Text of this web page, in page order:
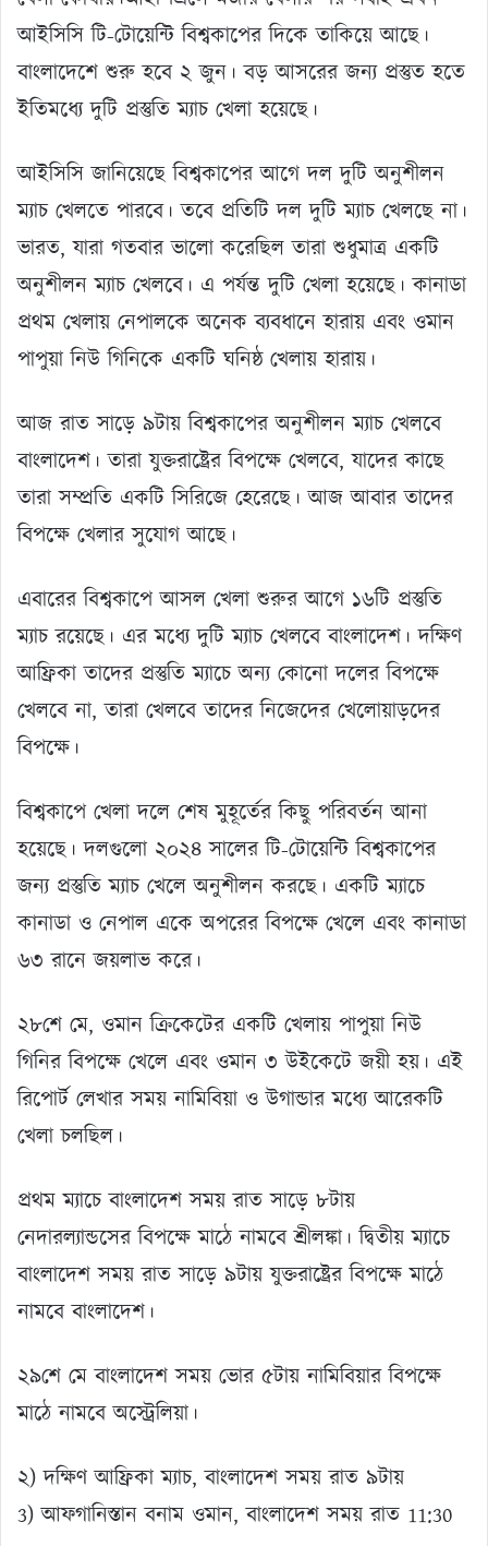
আইসিসি টি-টোয়েন্টি বিশ্বকাপের দিকে তাকিয়ে আছে।
বাংলাদেশে শুরু হবে ২ জুন। বড় আসরের জন্য প্রস্তুত হতে
ইতিমধ্যে দুটি প্রস্তুতি ম্যাচ খেলা হয়েছে।
আইসিসি জানিয়েছে বিশ্বকাপের আগে দল দুটি অনুশীলন
ম্যাচ খেলতে পারবে। তবে প্রতিটি দল দুটি ম্যাচ খেলছে না।
ভারত, যারা গতবার ভালো করেছিল তারা শুধুমাত্র একটি
অনুশীলন ম্যাচ খেলবে। এ পর্যন্ত দুটি খেলা হয়েছে। কানাডা
প্রথম খেলায় নেপালকে অনেক ব্যবধানে হারায় এবং ওমান
পাপুয়া নিউ গিনিকে একটি ঘনিষ্ঠ খেলায় হারায়।
আজ রাত সাড়ে ৯টায় বিশ্বকাপের অনুশীলন ম্যাচ খেলবে
বাংলাদেশ। তারা যুক্তরাষ্ট্রের বিপক্ষে খেলবে, যাদের কাছে
তারা সম্প্রতি একটি সিরিজে হেরেছে। আজ আবার তাদের
বিপক্ষে খেলার সুযোগ আছে।
এবারের বিশ্বকাপে আসল খেলা শুরুর আগে ১৬টি প্রস্তুতি
ম্যাচ রয়েছে। এর মধ্যে দুটি ম্যাচ খেলবে বাংলাদেশ। দক্ষিণ
আফ্রিকা তাদের প্রস্তুতি ম্যাচে অন্য কোনো দলের বিপক্ষে
খেলবে না, তারা খেলবে তাদের নিজেদের খেলোয়াড়দের
বিপক্ষে।
বিশ্বকাপে খেলা দলে শেষ মুহূর্তের কিছু পরিবর্তন আনা
হয়েছে। দলগুলো ২০২৪ সালের টি-টোয়েন্টি বিশ্বকাপের
জন্য প্রস্তুতি ম্যাচ খেলে অনুশীলন করছে। একটি ম্যাচে
কানাডা ও নেপাল একে অপরের বিপক্ষে খেলে এবং কানাডা
৬৩ রানে জয়লাভ করে।
২৮শে মে, ওমান ক্রিকেটের একটি খেলায় পাপুয়া নিউ
গিনির বিপক্ষে খেলে এবং ওমান ৩ উইকেটে জয়ী হয়। এই
রিপোর্ট লেখার সময় নামিবিয়া ও উগান্ডার মধ্যে আরেকটি
খেলা চলছিল।
প্রথম ম্যাচে বাংলাদেশ সময় রাত সাড়ে ৮টায়
নেদারল্যান্ডসের বিপক্ষে মাঠে নামবে শ্রীলঙ্কা। দ্বিতীয় ম্যাচে
বাংলাদেশ সময় রাত সাড়ে ৯টায় যুক্তরাষ্ট্রের বিপক্ষে মাঠে
নামবে বাংলাদেশ।
২৯শে মে বাংলাদেশ সময় ভোর ৫টায় নামিবিয়ার বিপক্ষে
মাঠে নামবে অস্ট্রেলিয়া।
২) দক্ষিণ আফ্রিকা ম্যাচ, বাংলাদেশ সময় রাত ৯টায়
3) আফগানিস্তান বনাম ওমান, বাংলাদেশ সময় রাত 11:30